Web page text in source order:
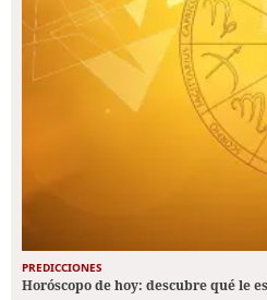
PREDICCIONES
Horóscopo de hoy: descubre qué le